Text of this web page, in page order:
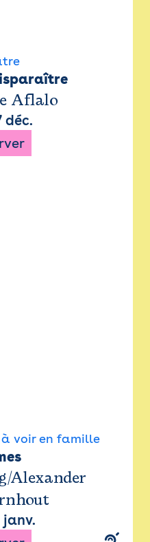
Aflalo
déc.
à voir en famille
Alexander
janv.